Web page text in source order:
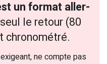
un format aller-
le retour (80
chronométré.
ne compte pas